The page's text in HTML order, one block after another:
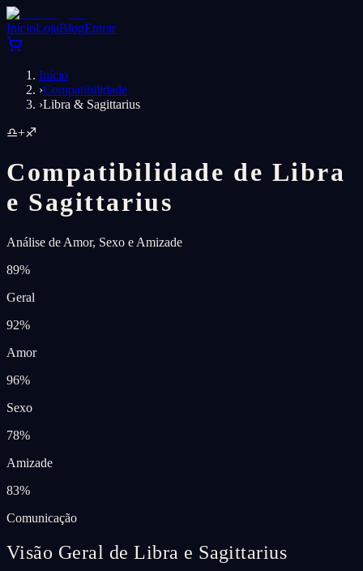
InícioLojaBlogEntrar
Início
›Compatibilidade
›Libra & Sagittarius
♎+♐
Compatibilidade de Libra
e Sagittarius
Análise de Amor, Sexo e Amizade
89%
Geral
92%
Amor
96%
Sexo
78%
Amizade
83%
Comunicação
Visão Geral de Libra e Sagittarius